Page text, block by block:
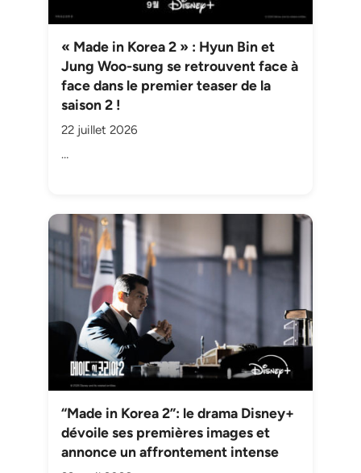
« Made in Korea 2 » : Hyun Bin et
Jung Woo-sung se retrouvent face à
face dans le premier teaser de la
saison 2 !
22 juillet 2026
…
“Made in Korea 2”: le drama Disney+
dévoile ses premières images et
annonce un affrontement intense